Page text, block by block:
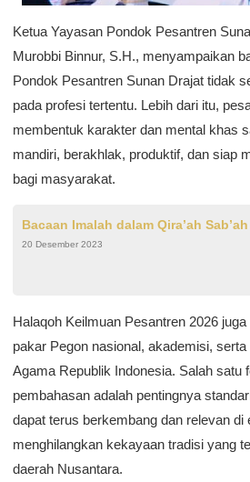
Ketua Yayasan Pondok Pesantren
Murobbi Binnur, S.H., menyampaikan
Pondok Pesantren Sunan Drajat tidak
pada profesi tertentu. Lebih dari itu,
membentuk karakter dan mental khas
mandiri, berakhlak, produktif, dan siap
bagi masyarakat.
Bacaan Imalah dalam Qira’ah Sab’ah
20 Desember 2023
Halaqoh Keilmuan Pesantren 2026
pakar Pegon nasional, akademisi,
Agama Republik Indonesia. Salah satu
pembahasan adalah pentingnya
dapat terus berkembang dan relevan di
menghilangkan kekayaan tradisi yang
daerah Nusantara.